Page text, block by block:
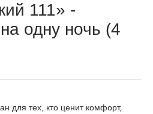
111» -
одну ночь (4
для тех, кто ценит комфорт,